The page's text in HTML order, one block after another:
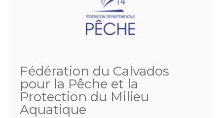
Fédération du Calvados
pour la Pêche et la
Protection du Milieu
Aquatique